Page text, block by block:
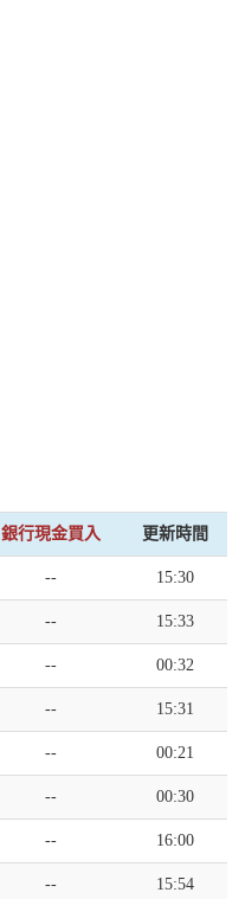
銀行現金買入 更新時間
-- 15:30
-- 15:33
-- 00:32
-- 15:31
-- 00:21
-- 00:30
-- 16:00
-- 15:54